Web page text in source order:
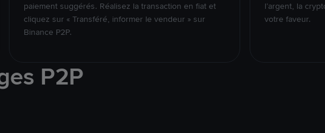
paiement suggérés. Réalisez la transaction en fiat et
cliquez sur « Transféré, informer le vendeur » sur
Binance P2P.
l’argent, la
votre faveur.
P2P